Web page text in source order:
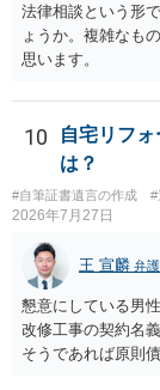
法律相談という形
ょうか。複雑なも
思います。
10
自宅リフ
は？
#自筆証書遺言の作成 #
2026年7月27日
王 宣麟 弁
懇意にしている男
改修工事の契約名
そうであれば原則